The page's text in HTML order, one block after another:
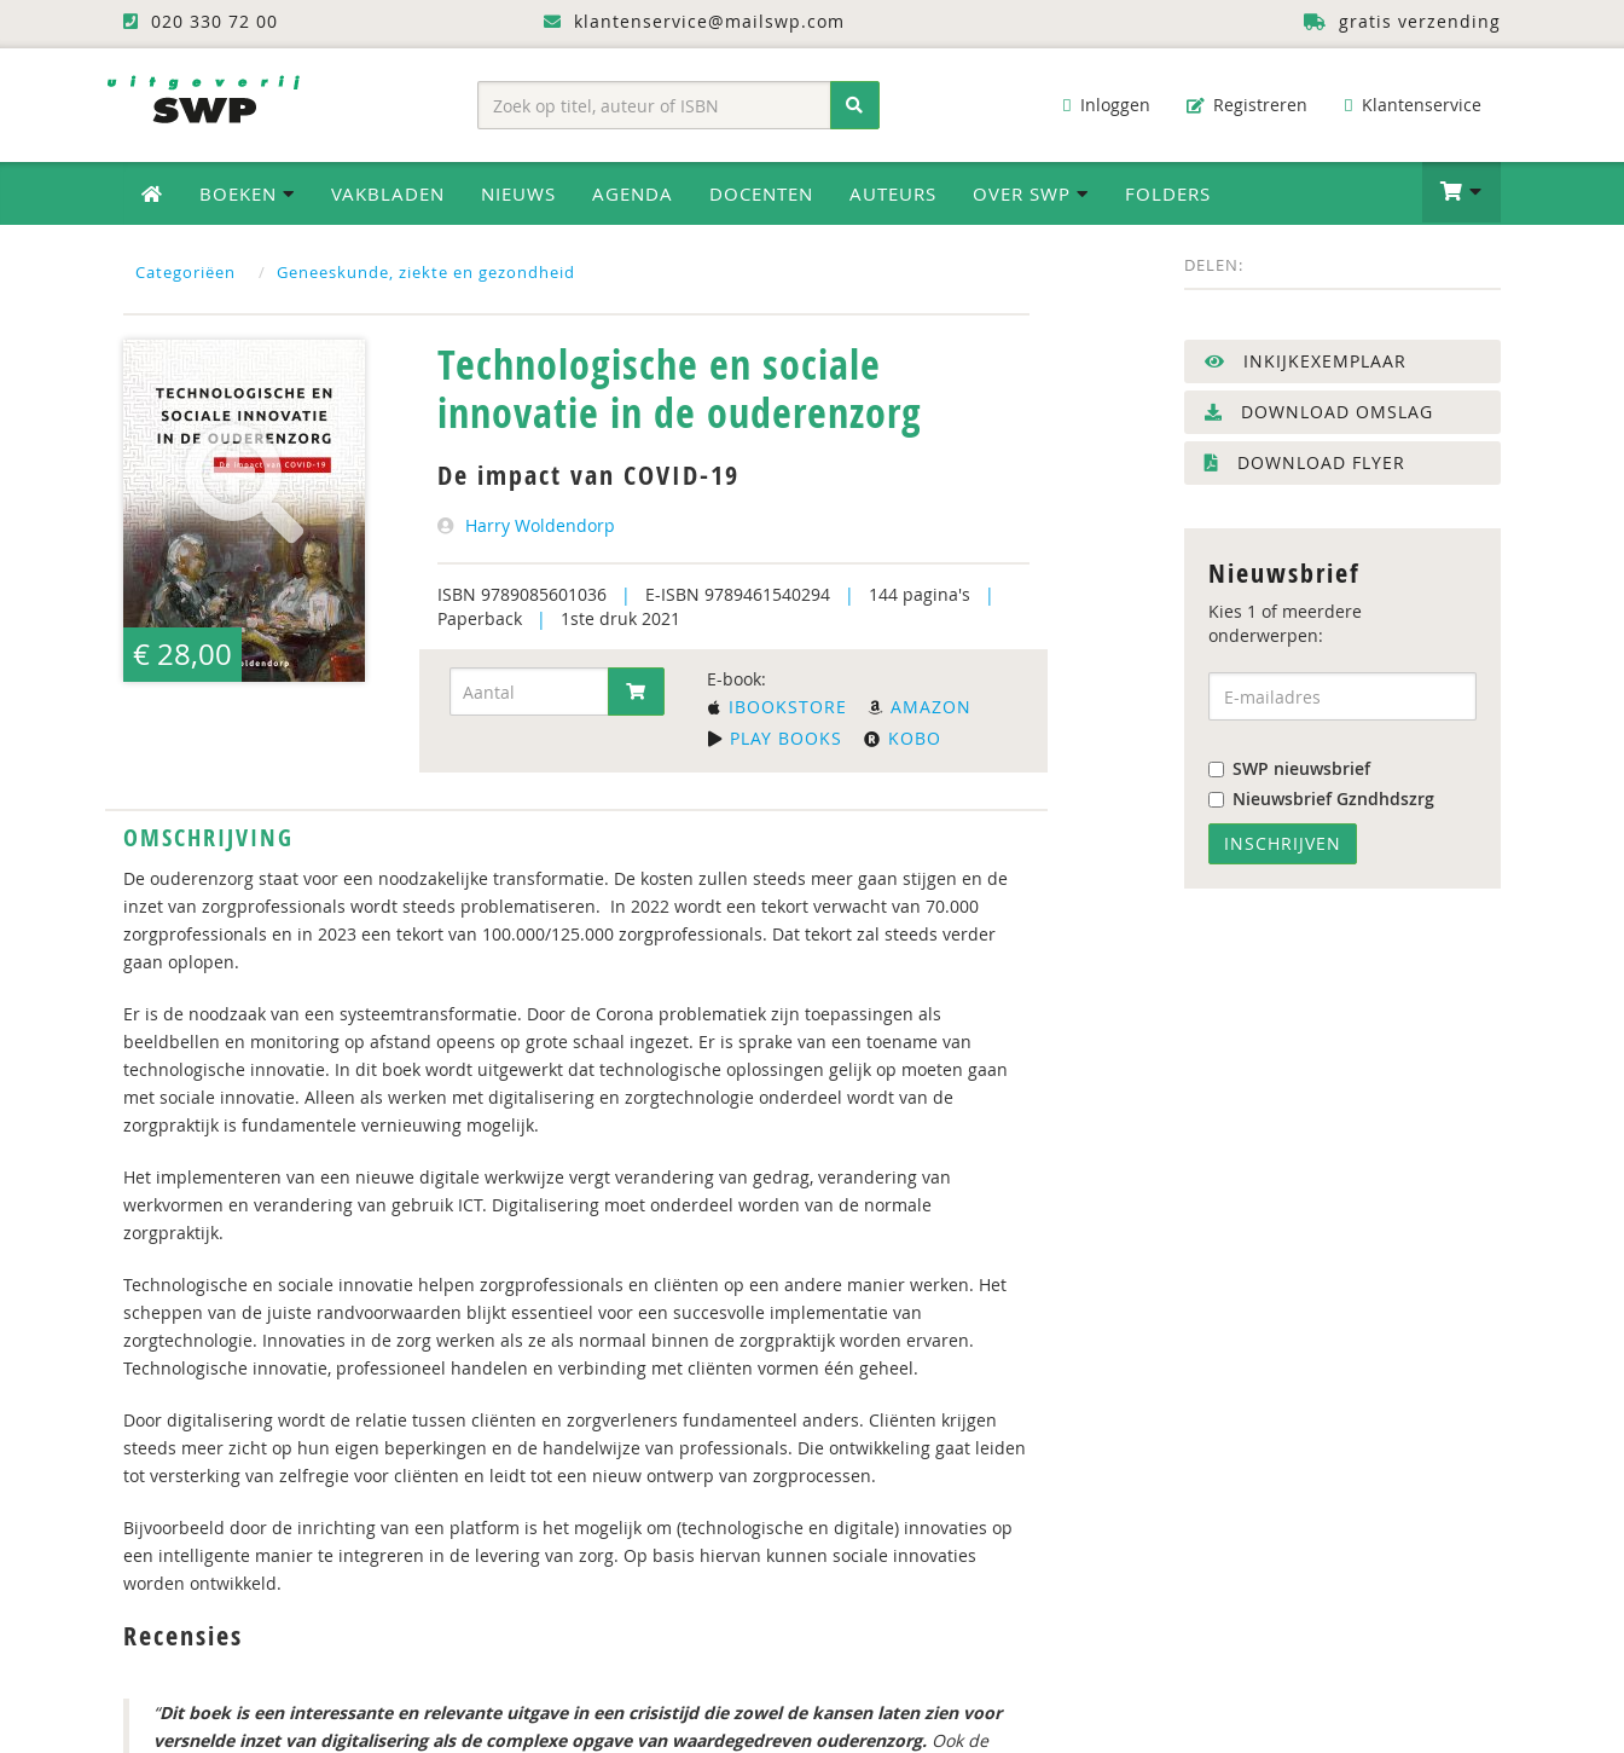
020 330 72 00 klantenservice@mailswp.com gratis verzending
Inloggen Registreren Klantenservice
BOEKEN VAKBLADEN NIEUWS AGENDA DOCENTEN AUTEURS OVER SWP FOLDERS
Categoriëen Geneeskunde, ziekte en gezondheid DELEN:
€ 28,00
Technologische en sociale
innovatie in de ouderenzorg
De impact van COVID-19
Harry Woldendorp
ISBN 9789085601036 | E-ISBN 9789461540294 | 144 pagina's
|
Paperback
| 1ste druk 2021
E-book:
IBOOKSTORE
AMAZON
PLAY BOOKS
KOBO
OMSCHRIJVING
De ouderenzorg staat voor een noodzakelijke transformatie. De kosten zullen steeds meer gaan stijgen en de
inzet van zorgprofessionals wordt steeds problematiseren. In 2022 wordt een tekort verwacht van 70.000
zorgprofessionals en in 2023 een tekort van 100.000/125.000 zorgprofessionals. Dat tekort zal steeds verder
gaan oplopen.
Er is de noodzaak van een systeemtransformatie. Door de Corona problematiek zijn toepassingen als
beeldbellen en monitoring op afstand opeens op grote schaal ingezet. Er is sprake van een toename van
technologische innovatie. In dit boek wordt uitgewerkt dat technologische oplossingen gelijk op moeten gaan
met sociale innovatie. Alleen als werken met digitalisering en zorgtechnologie onderdeel wordt van de
zorgpraktijk is fundamentele vernieuwing mogelijk.
Het implementeren van een nieuwe digitale werkwijze vergt verandering van gedrag, verandering van
werkvormen en verandering van gebruik ICT. Digitalisering moet onderdeel worden van de normale
zorgpraktijk.
Technologische en sociale innovatie helpen zorgprofessionals en cliënten op een andere manier werken. Het
scheppen van de juiste randvoorwaarden blijkt essentieel voor een succesvolle implementatie van
zorgtechnologie. Innovaties in de zorg werken als ze als normaal binnen de zorgpraktijk worden ervaren.
Technologische innovatie, professioneel handelen en verbinding met cliënten vormen één geheel.
Door digitalisering wordt de relatie tussen cliënten en zorgverleners fundamenteel anders. Cliënten krijgen
steeds meer zicht op hun eigen beperkingen en de handelwijze van professionals. Die ontwikkeling gaat leiden
tot versterking van zelfregie voor cliënten en leidt tot een nieuw ontwerp van zorgprocessen.
Bijvoorbeeld door de inrichting van een platform is het mogelijk om (technologische en digitale) innovaties op
een intelligente manier te integreren in de levering van zorg. Op basis hiervan kunnen sociale innovaties
worden ontwikkeld.
Recensies
“Dit boek is een interessante en relevante uitgave in een crisistijd die zowel de kansen laten zien voor
versnelde inzet van digitalisering als de complexe opgave van waardegedreven ouderenzorg. Ook de
INKIJKEXEMPLAAR
DOWNLOAD OMSLAG
DOWNLOAD FLYER
Nieuwsbrief
Kies 1 of meerdere
onderwerpen:
SWP nieuwsbrief
Nieuwsbrief Gzndhdszrg